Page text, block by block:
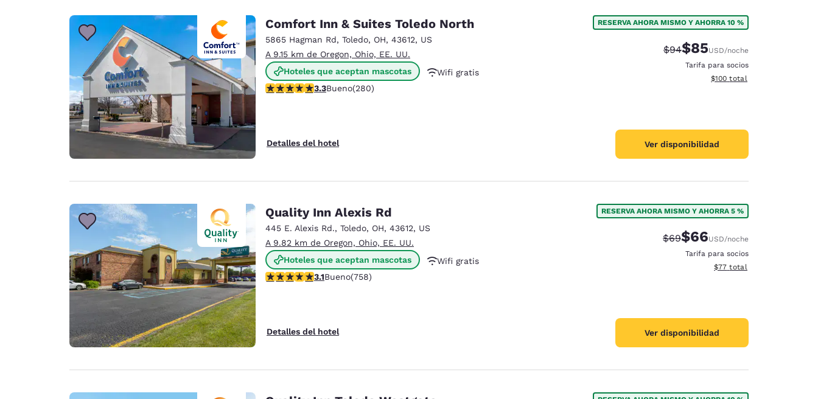
Comfort Inn & Suites Toledo North
5865 Hagman Rd, Toledo, OH, 43612, US
A 9.15 km de Oregon, Ohio, EE. UU.
Hoteles que aceptan mascotas
Wifi gratis
Desayuno continental gratis
Calificación de 3.29 estrellas. Bueno. 280 reseñas
3.3Bueno(280)
Detalles del hotel
RESERVA AHORA MISMO Y AHORRA 10 %
Tarifa tachada:
$94Tarifa reducida:
$85USD/noche
Tarifa para socios
Ver detalles totales
$100 total
Ver disponibilidad
Quality Inn Alexis Rd
445 E. Alexis Rd., Toledo, OH, 43612, US
A 9.82 km de Oregon, Ohio, EE. UU.
Hoteles que aceptan mascotas
Wifi gratis
Desayuno caliente gratis
Calificación de 3.15 estrellas. Bueno. 758 reseñas
3.1Bueno(758)
Detalles del hotel
RESERVA AHORA MISMO Y AHORRA 5 %
Tarifa tachada:
$69Tarifa reducida:
$66USD/noche
Tarifa para socios
Ver detalles totales
$77 total
Ver disponibilidad